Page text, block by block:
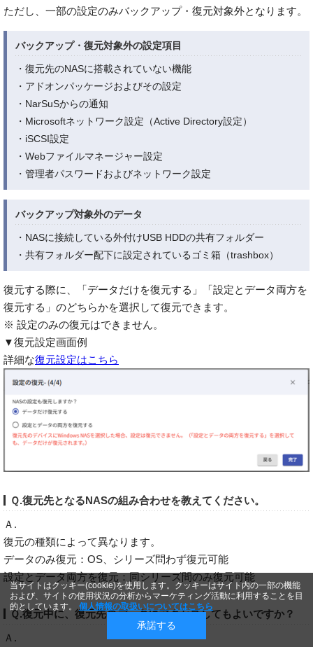
ただし、一部の設定のみバックアップ・復元対象外となります。
バックアップ・復元対象外の設定項目
・復元先のNASに搭載されていない機能
・アドオンパッケージおよびその設定
・NarSuSからの通知
・Microsoftネットワーク設定（Active Directory設定）
・iSCSI設定
・Webファイルマネージャー設定
・管理者パスワードおよびネットワーク設定
バックアップ対象外のデータ
・NASに接続している外付けUSB HDDの共有フォルダー
・共有フォルダー配下に設定されているゴミ箱（trashbox）
復元する際に、「データだけを復元する」「設定とデータ両方を
復元する」のどちらかを選択して復元できます。
※ 設定のみの復元はできません。
▼復元設定画面例
詳細な復元設定はこちら
Ｑ.復元先となるNASの組み合わせを教えてください。
Ａ.
復元の種類によって異なります。
データのみ復元：OS、シリーズ問わず復元可能
設定とデータ両方を復元：同シリーズ間のみ復元可能
Ｑ.復元中に、復元先のデータにアクセスしてもよいですか？
Ａ.
当サイトはクッキー(cookie)を使用します。クッキーはサイト内の一部の機能
および、サイトの使用状況の分析からマーケティング活動に利用することを目
的としています。
個人情報の取扱いについてはこちら
承諾する